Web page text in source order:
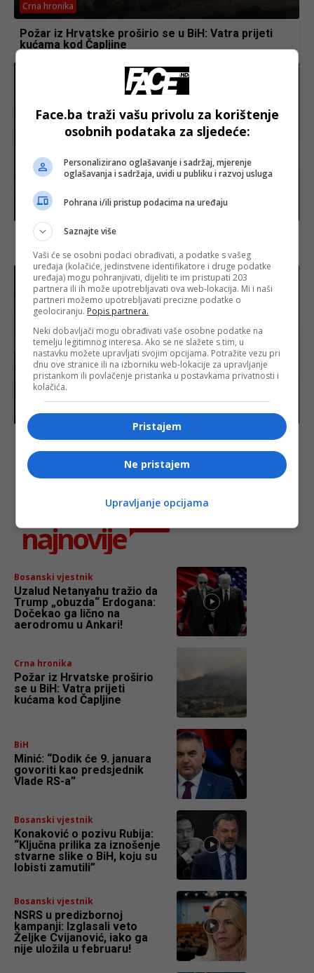
Crna hronika
Požar iz Hrvatske proširio se u BiH: Vatra prijeti
kućama kod Čapljine
BiH
Minić: “Dodik će 9. januara govoriti kao predsjednik
Bosanski vjestnik
Konaković o pozivu Rubija: “Ključna prilika za
iznošenje stvarne slike o BiH, koju su lobisti
zamutili”
najnovije FACE.BA
Bosanski vjestnik
Uzalud Netanyahu tražio da
Trump „obuzda“ Erdogana:
Dočekao ga lično na
aerodromu u Ankari!
Crna hronika
Požar iz Hrvatske proširio
se u BiH: Vatra prijeti
kućama kod Čapljine
BiH
Minić: “Dodik će 9. januara
govoriti kao predsjednik
Vlade RS-a”
Bosanski vjestnik
Konaković o pozivu Rubija:
“Ključna prilika za iznošenje
stvarne slike o BiH, koju su
lobisti zamutili”
Bosanski vjestnik
NSRS u predizbornoj
kampanji: Izglasali veto
Željke Cvijanović, iako ga
nije uložila u februaru!
Face.ba traži vašu privolu za korištenje
osobnih podataka za sljedeće:
Personalizirano oglašavanje i sadržaj, mjerenje
oglašavanja i sadržaja, uvidi u publiku i razvoj usluga
Pohrana i/ili pristup podacima na uređaju
Saznajte više
Vaši će se osobni podaci obrađivati, a podatke s vašeg
uređaja (kolačiće, jedinstvene identifikatore i druge podatke
uređaja) mogu pohranjivati, dijeliti te im pristupati 203
partnera ili ih može upotrebljavati ova web-lokacija. Mi i naši
partneri možemo upotrebljavati precizne podatke o
geolociranju. Popis partnera.
Neki dobavljači mogu obrađivati vaše osobne podatke na
temelju legitimnog interesa. Ako se ne slažete s tim, u
nastavku možete upravljati svojim opcijama. Potražite vezu pri
dnu ove stranice ili na izborniku web-lokacije za upravljanje
pristankom ili povlačenje pristanka u postavkama privatnosti i
kolačića.
Pristajem
Ne pristajem
Upravljanje opcijama